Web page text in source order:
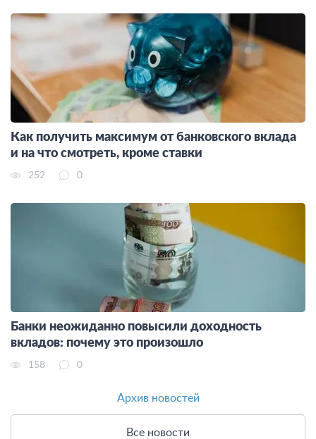
Как получить максимум от банковского вклада
и на что смотреть, кроме ставки
252 0
Банки неожиданно повысили доходность
вкладов: почему это произошло
158 0
Архив новостей
Все новости